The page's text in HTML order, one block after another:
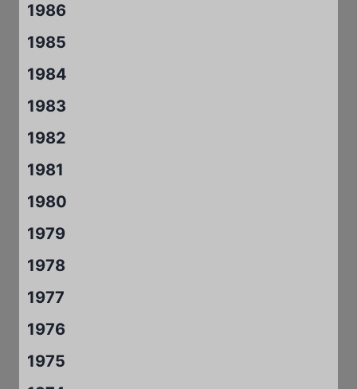
1986
1985
1984
1983
1982
1981
1980
1979
1978
1977
1976
1975